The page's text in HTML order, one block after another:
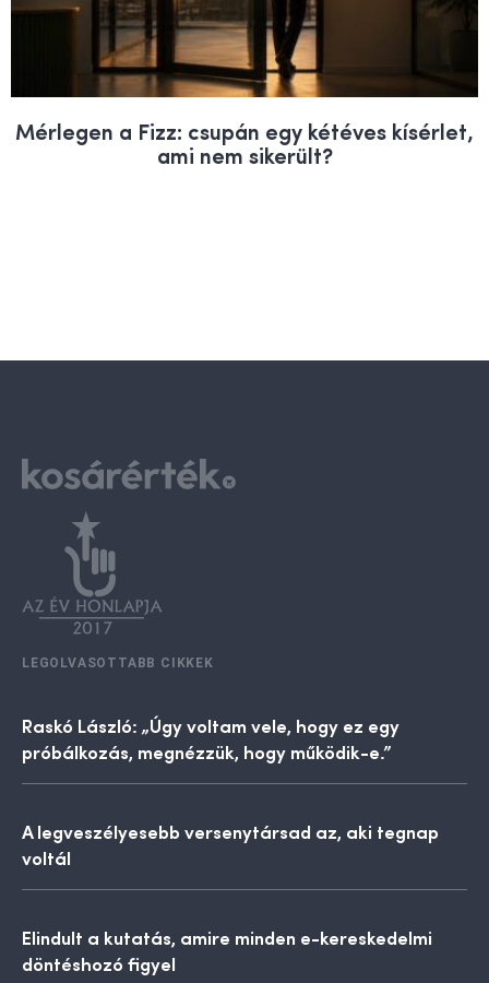
Mérlegen a Fizz: csupán egy kétéves kísérlet,
ami nem sikerült?
LEGOLVASOTTABB CIKKEK
Raskó László: „Úgy voltam vele, hogy ez egy
próbálkozás, megnézzük, hogy működik-e.”
A legveszélyesebb versenytársad az, aki tegnap
voltál
Elindult a kutatás, amire minden e-kereskedelmi
döntéshozó figyel